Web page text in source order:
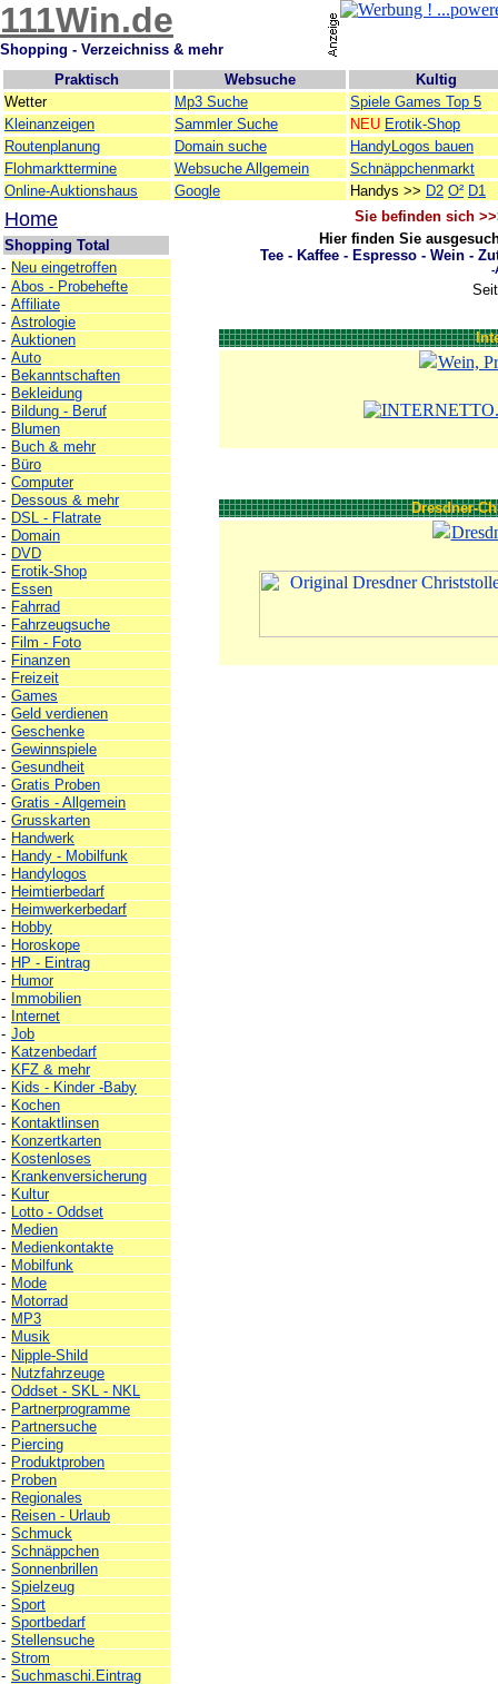
111Win.de
Shopping - Verzeichniss & mehr
Praktisch
Websuche
Kultig
Wetter
Mp3 Suche
Spiele Games Top 5
Kleinanzeigen
Sammler Suche NEU Erotik-Shop
Routenplanung
Domain suche
HandyLogos bauen
Flohmarkttermine
Websuche Allgemein
Schnäppchenmarkt
Online-Auktionshaus
Google Handys >> D2 O² D1
Home
Shopping Total
- Neu eingetroffen
- Abos - Probehefte
- Affiliate
- Astrologie
- Auktionen
- Auto
- Bekanntschaften
- Bekleidung
- Bildung - Beruf
- Blumen
- Buch & mehr
- Büro
- Computer
- Dessous & mehr
- DSL - Flatrate
- Domain
- DVD
- Erotik-Shop
- Essen
- Fahrrad
- Fahrzeugsuche
- Film - Foto
- Finanzen
- Freizeit
- Games
- Geld verdienen
- Geschenke
- Gewinnspiele
- Gesundheit
- Gratis Proben
- Gratis - Allgemein
- Grusskarten
- Handwerk
- Handy - Mobilfunk
- Handylogos
- Heimtierbedarf
- Heimwerkerbedarf
- Hobby
- Horoskope
- HP - Eintrag
- Humor
- Immobilien
- Internet
- Job
- Katzenbedarf
- KFZ & mehr
- Kids - Kinder -Baby
- Kochen
- Kontaktlinsen
- Konzertkarten
- Kostenloses
- Krankenversicherung
- Kultur
- Lotto - Oddset
- Medien
- Medienkontakte
- Mobilfunk
- Mode
- Motorrad
- MP3
- Musik
- Nipple-Shild
- Nutzfahrzeuge
- Oddset - SKL - NKL
- Partnerprogramme
- Partnersuche
- Piercing
- Produktproben
- Proben
- Regionales
- Reisen - Urlaub
- Schmuck
- Schnäppchen
- Sonnenbrillen
- Spielzeug
- Sport
- Sportbedarf
- Stellensuche
- Strom
- Suchmaschi.Eintrag
Sie befinden sich
Hier finden Sie
Tee - Kaffee - Espresso - Wein -
-
Wein,
Dresdner-